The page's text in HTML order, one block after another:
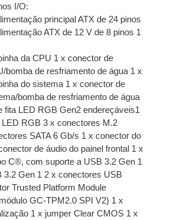
I/O:
principal ATX de 24 pinos
ATX de 12 V de 8 pinos 1
da CPU 1 x conector de
bomba de resfriamento de água 1 x
do sistema 1 x conector de
bomba de resfriamento de água
fita LED RGB Gen2 endereçáveis​​1
RGB 3 x conectores M.2
SATA 6 Gb/s 1 x conector do
de áudio do painel frontal 1 x
C®, com suporte a USB 3.2 Gen 1
3.2 Gen 1 2 x conectores USB
Trusted Platform Module
GC-TPM2.0 SPI V2) 1 x
1 x jumper Clear CMOS 1 x